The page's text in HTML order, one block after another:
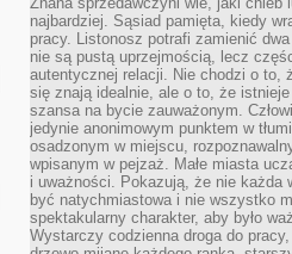
najbardziej. Sąsiad pamięta, kiedy
pracy. Listonosz potrafi zamienić
nie są pustą uprzejmością, lecz
autentycznej relacji. Nie chodzi o to,
się znają idealnie, ale o to, że
szansa na bycie zauważonym.
jedynie anonimowym punktem w
osadzonym w miejscu,
wpisanym w pejzaż. Małe miasta
i uważności. Pokazują, że nie każda
być natychmiastowa i nie wszystko
spektakularny charakter, aby było
Wystarczy codzienna droga do